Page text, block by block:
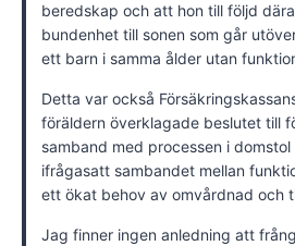
beredskap och att hon till följd
bundenhet till sonen som går
ett barn i samma ålder utan
Detta var också
föräldern överklagade beslutet till
samband med processen i
ifrågasatt sambandet mellan
ett ökat behov av omvårdnad och
Jag finner ingen anledning att